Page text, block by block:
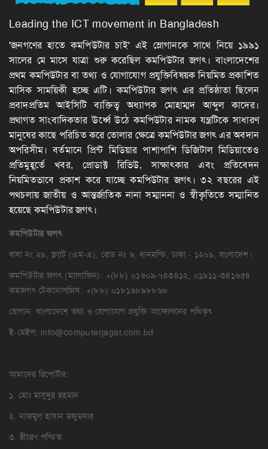
Leading the ICT movement in Bangladesh
'জনগণের হাতে কমপিউটার চাই' এই স্লোগানকে সাথে নিয়ে ১৯৯১
সালের মে মাসে যাত্রা শুরু করেছিল কমপিউটার জগৎ। বাংলাদেশের
প্রথম কমপিউটার বা তথ্য ও যোগাযোগ প্রযুক্তিবিষয়ক নিয়মিত প্রকাশিত
মাসিক সাময়িকী হচ্ছে এটি। কমপিউটার জগৎ এর প্রতিষ্ঠাতা ছিলেন
প্রবাদপ্রতিম আইসিটি ব্যক্তিত্ব অধ্যাপক মোহাম্মদ আব্দুল কাদের।
প্রথাগত সাংবাদিকতার ঊর্ধ্বে উঠে কমপিউটার নামক যন্ত্রটিকে সাধারণ
মানুষের কাছে পরিচিত করে তোলার ক্ষেত্রে কমপিউটার জগৎ এর অবদান
অপরিসীম। বর্তমানে প্রিন্ট মিডিয়ার পাশাপাশি ডিজিটাল মিডিয়াতেও
প্রতিমুহূর্তে খবর, প্রোডাক্ট রিভিউ, সাক্ষাৎকার এবং প্রতিবেদন
নিয়মিতভাবে প্রকাশ করে যাচ্ছে কমপিউটার জগৎ। ৩২ বছরের এই
পথচলায় জাতীয় ও আন্তর্জাতিক নানা সম্মাননা ও স্বীকৃতিতে সম্মানিত
হয়েছে কমপিউটার জগৎ।
কমপিউটারজগৎ
বাসা নং ২৯, ফ্ল্যাট (এম-এ), রোড নং ৬, ধানমন্ডি, ঢাকা - ১২০৯, বাংলাদেশ।
কমপিউটার জগৎ (ম্যাগাজিন): +(৮৮) ০১৬০৯-৭৪৩৪১২, ০১৯১১-৩৪১৬৫৪
কমজগৎ টেকনোলজিস: +(৮৮) ০১৮১৯৮৯৮৮৯৮
স্লোগান: বাংলাদেশে তথ্য ও যোগাযোগ প্রযুক্তি আন্দোলনের পথিকৃৎ
ই-মেইল: info@computerjagat.com.bd
আমাদের রিপোর্টার:
১. মোঃ মাসুদুর রহমান
২. নাজমুল হাসান মজুমদার
৩. হীরেণ পন্ডিত